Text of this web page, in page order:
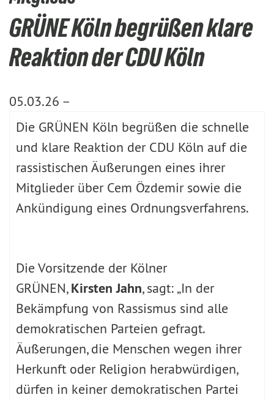
GRÜNE Köln begrüßen klare
Reaktion der CDU Köln
05.03.26 –
Die GRÜNEN Köln begrüßen die schnelle
und klare Reaktion der CDU Köln auf die
rassistischen Äußerungen eines ihrer
Mitglieder über Cem Özdemir sowie die
Ankündigung eines Ordnungsverfahrens.
Die Vorsitzende der Kölner
GRÜNEN,Kirsten Jahn, sagt: „In der
Bekämpfung von Rassismus sind alle
demokratischen Parteien gefragt.
Äußerungen, die Menschen wegen ihrer
Herkunft oder Religion herabwürdigen,
dürfen in keiner demokratischen Partei